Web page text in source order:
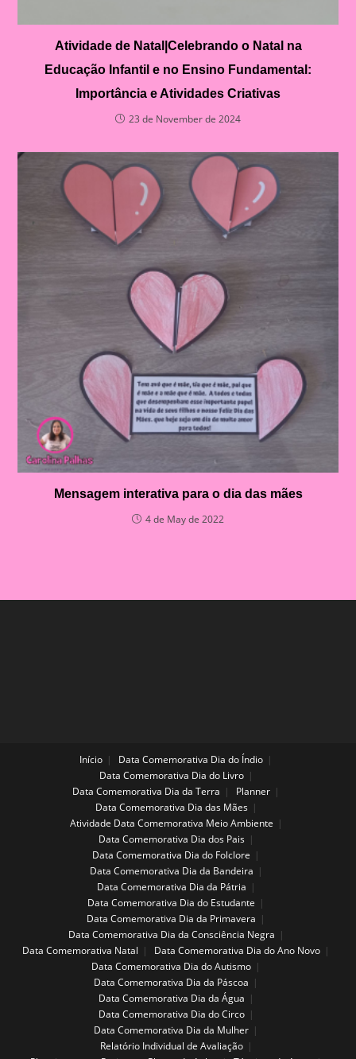
Atividade de Natal|Celebrando o Natal na
Educação Infantil e no Ensino Fundamental:
Importância e Atividades Criativas
23 de November de 2024
Mensagem interativa para o dia das mães
4 de May de 2022
Início
Data Comemorativa Dia do Índio
Data Comemorativa Dia do Livro
Data Comemorativa Dia da Terra
Planner
Data Comemorativa Dia das Mães
Atividade Data Comemorativa Meio Ambiente
Data Comemorativa Dia dos Pais
Data Comemorativa Dia do Folclore
Data Comemorativa Dia da Bandeira
Data Comemorativa Dia da Pátria
Data Comemorativa Dia do Estudante
Data Comemorativa Dia da Primavera
Data Comemorativa Dia da Consciência Negra
Data Comemorativa Natal
Data Comemorativa Dia do Ano Novo
Data Comemorativa Dia do Autismo
Data Comemorativa Dia da Páscoa
Data Comemorativa Dia da Água
Data Comemorativa Dia do Circo
Data Comemorativa Dia da Mulher
Relatório Individual de Avaliação